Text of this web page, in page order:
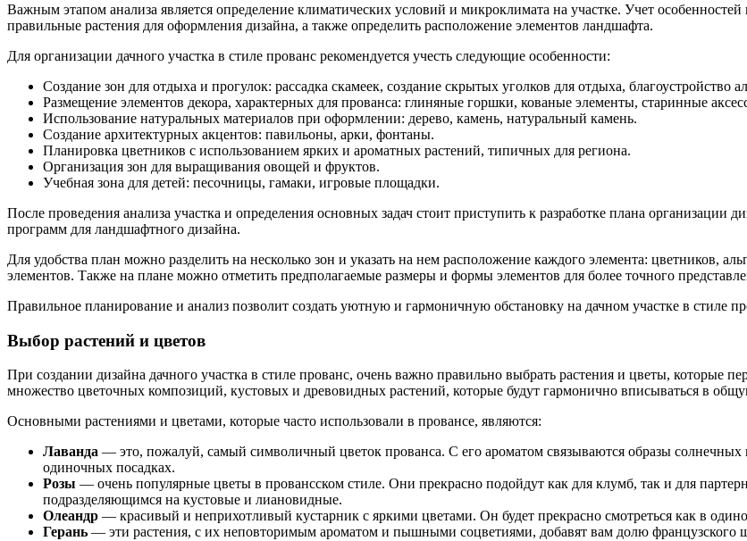
Важным этапом анализа является определение климатических условий и микроклимата на участке. Учет
правильные растения для оформления дизайна, а также определить расположение элементов ландшафта.
Для организации дачного участка в стиле прованс рекомендуется учесть следующие особенности:
Создание зон для отдыха и прогулок: рассадка скамеек, создание скрытых уголков для отдыха, благоустройство
Размещение элементов декора, характерных для прованса: глиняные горшки, кованые элементы, старинные
Использование натуральных материалов при оформлении: дерево, камень, натуральный камень.
Создание архитектурных акцентов: павильоны, арки, фонтаны.
Планировка цветников с использованием ярких и ароматных растений, типичных для региона.
Организация зон для выращивания овощей и фруктов.
Учебная зона для детей: песочницы, гамаки, игровые площадки.
После проведения анализа участка и определения основных задач стоит приступить к разработке плана
программ для ландшафтного дизайна.
Для удобства план можно разделить на несколько зон и указать на нем расположение каждого элемента: цветников,
элементов. Также на плане можно отметить предполагаемые размеры и формы элементов для более точного
Правильное планирование и анализ позволит создать уютную и гармоничную обстановку на дачном участке в стиле
Выбор растений и цветов
При создании дизайна дачного участка в стиле прованс, очень важно правильно выбрать растения и цветы, которые
множество цветочных композиций, кустовых и древовидных растений, которые будут гармонично вписываться в
Основными растениями и цветами, которые часто использовали в провансе, являются:
Лаванда — это, пожалуй, самый символичный цветок прованса. С его ароматом связываются образы
одиночных посадках.
Розы — очень популярные цветы в провансском стиле. Они прекрасно подойдут как для клумб, так и для
подразделяющимся на кустовые и лиановидные.
Олеандр — красивый и неприхотливый кустарник с яркими цветами. Он будет прекрасно смотреться как в
Герань — эти растения, с их неповторимым ароматом и пышными соцветиями, добавят вам долю французского